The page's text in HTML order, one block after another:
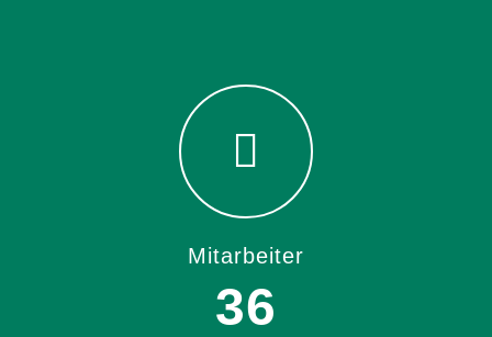
Mitarbeiter
36